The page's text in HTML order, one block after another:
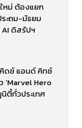
หม่ ต้องแยก
ะถม-มัธยม
AI ดิสรัปฯ
ดซ์ แอนด์ คิทซ์
‘Marvel Hero
ตี้ทั่วประเทศ